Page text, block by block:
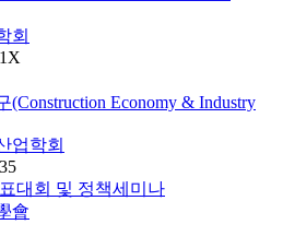
회
Economy & Industry
업학회
대회 및 정책세미나
會